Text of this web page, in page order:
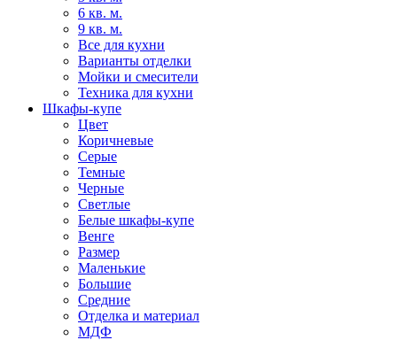
6 кв. м.
9 кв. м.
Все для кухни
Варианты отделки
Мойки и смесители
Техника для кухни
Шкафы-купе
Цвет
Коричневые
Серые
Темные
Черные
Светлые
Белые шкафы-купе
Венге
Размер
Маленькие
Большие
Средние
Отделка и материал
МДФ